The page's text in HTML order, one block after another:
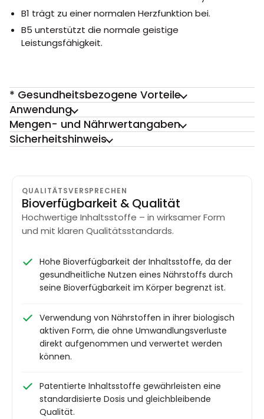
B1 trägt zu einer normalen Herzfunktion bei.
B5 unterstützt die normale geistige
Leistungsfähigkeit.
* Gesundheitsbezogene Vorteile
Anwendung
Mengen- und Nährwertangaben
Sicherheitshinweis
QUALITÄTSVERSPRECHEN
Bioverfügbarkeit & Qualität
Hochwertige Inhaltsstoffe – in wirksamer Form
und mit klaren Qualitätsstandards.
Hohe Bioverfügbarkeit der Inhaltsstoffe, da der
gesundheitliche Nutzen eines Nährstoffs durch
seine Bioverfügbarkeit im Körper begrenzt ist.
Verwendung von Nährstoffen in ihrer biologisch
aktiven Form, die ohne Umwandlungsverluste
direkt aufgenommen und verwertet werden
können.
Patentierte Inhaltsstoffe gewährleisten eine
standardisierte Dosis und gleichbleibende
Qualität.